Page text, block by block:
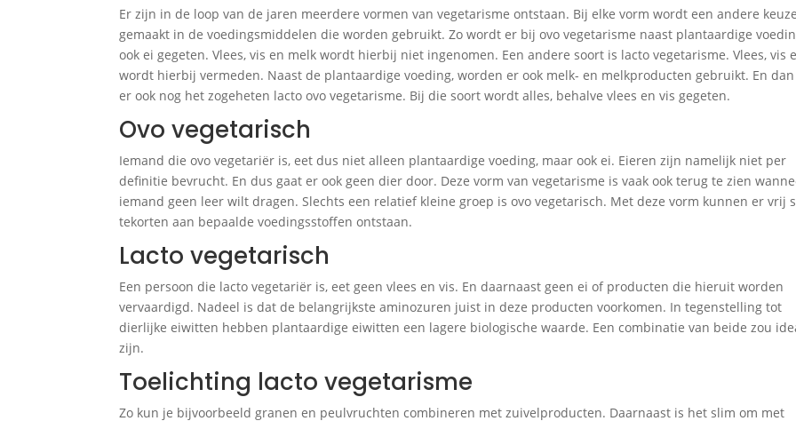
Er zijn in de loop van de jaren meerdere vormen van vegetarisme ontstaan. Bij elke vorm wordt een andere keuze
gemaakt in de voedingsmiddelen die worden gebruikt. Zo wordt er bij ovo vegetarisme naast plantaardige
ook ei gegeten. Vlees, vis en melk wordt hierbij niet ingenomen. Een andere soort is lacto vegetarisme. Vlees, vis
wordt hierbij vermeden. Naast de plantaardige voeding, worden er ook melk- en melkproducten gebruikt. En dan
er ook nog het zogeheten lacto ovo vegetarisme. Bij die soort wordt alles, behalve vlees en vis gegeten.
Ovo vegetarisch
Iemand die ovo vegetariër is, eet dus niet alleen plantaardige voeding, maar ook ei. Eieren zijn namelijk niet per
definitie bevrucht. En dus gaat er ook geen dier door. Deze vorm van vegetarisme is vaak ook terug te zien
iemand geen leer wilt dragen. Slechts een relatief kleine groep is ovo vegetarisch. Met deze vorm kunnen er vrij
tekorten aan bepaalde voedingsstoffen ontstaan.
Lacto vegetarisch
Een persoon die lacto vegetariër is, eet geen vlees en vis. En daarnaast geen ei of producten die hieruit worden
vervaardigd. Nadeel is dat de belangrijkste aminozuren juist in deze producten voorkomen. In tegenstelling tot
dierlijke eiwitten hebben plantaardige eiwitten een lagere biologische waarde. Een combinatie van beide zou
zijn.
Toelichting lacto vegetarisme
Zo kun je bijvoorbeeld granen en peulvruchten combineren met zuivelproducten. Daarnaast is het slim om met